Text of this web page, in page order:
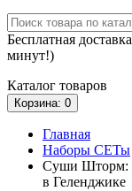
Бесплатная
минут!)
Каталог товаров
Корзина: 0
Главная
Наборы СЕТы
Суши Шторм:
в Геленджике